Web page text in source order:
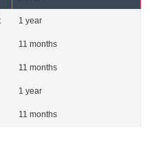
1 year
11 months
11 months
1 year
11 months